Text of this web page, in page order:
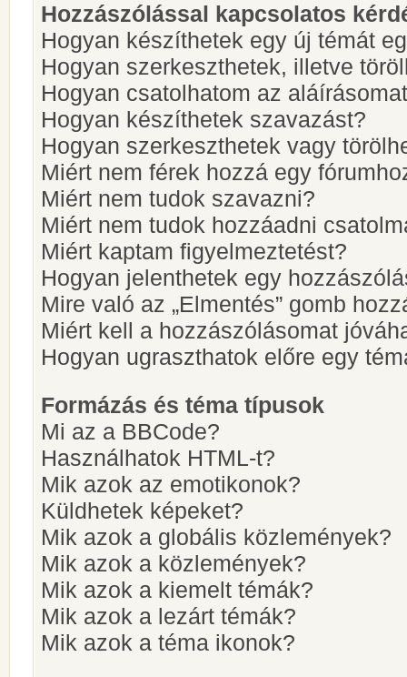
Hozzászólással kapcsolatos
Hogyan készíthetek egy új témát
Hogyan szerkeszthetek, illetve
Hogyan csatolhatom az
Hogyan készíthetek szavazást?
Hogyan szerkeszthetek vagy
Miért nem férek hozzá egy
Miért nem tudok szavazni?
Miért nem tudok hozzáadni
Miért kaptam figyelmeztetést?
Hogyan jelenthetek egy
Mire való az „Elmentés” gomb
Miért kell a hozzászólásomat
Hogyan ugraszthatok előre egy
Formázás és téma típusok
Mi az a BBCode?
Használhatok HTML-t?
Mik azok az emotikonok?
Küldhetek képeket?
Mik azok a globális közlemények?
Mik azok a közlemények?
Mik azok a kiemelt témák?
Mik azok a lezárt témák?
Mik azok a téma ikonok?